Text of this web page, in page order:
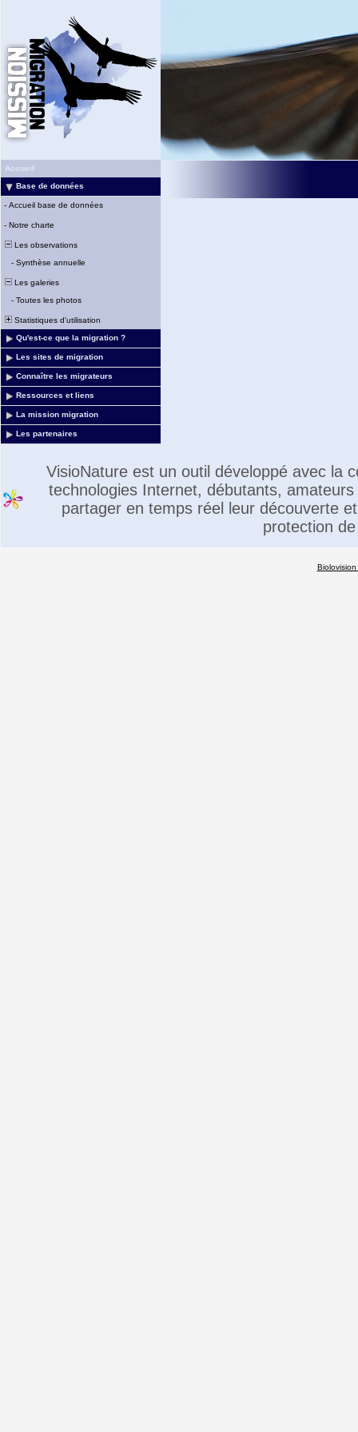
Accueil
Base de données
- Accueil base de données
- Notre charte
Les observations
- Synthèse annuelle
Les galeries
- Toutes les photos
Statistiques d'utilisation
Qu'est-ce que la migration ?
Les sites de migration
Connaître les migrateurs
Ressources et liens
La mission migration
Les partenaires
VisioNature est un outil développé avec la
technologies Internet, débutants,
partager en temps réel leur découverte
protection
Biolovision